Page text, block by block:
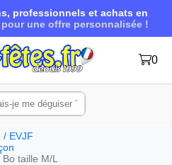
professionnels et achats en
une offre personnalisée !
0
/ EVJF
taille M/L